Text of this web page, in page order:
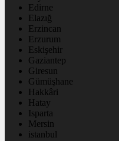
Edirne
Elazığ
Erzincan
Erzurum
Eskişehir
Gaziantep
Giresun
Gümüşhane
Hakkâri
Hatay
Isparta
Mersin
istanbul